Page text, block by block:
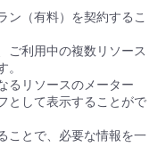
ン（有料）を契約するこ
ご利用中の複数リソース
。
るリソースのメーター
として表示することがで
ことで、必要な情報を一